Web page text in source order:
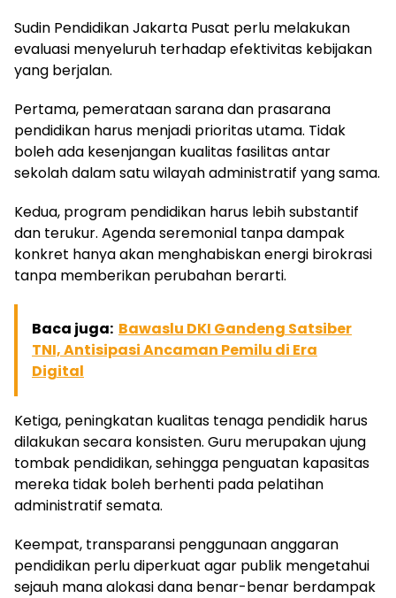
Sudin Pendidikan Jakarta Pusat perlu melakukan
evaluasi menyeluruh terhadap efektivitas kebijakan
yang berjalan.
Pertama, pemerataan sarana dan prasarana
pendidikan harus menjadi prioritas utama. Tidak
boleh ada kesenjangan kualitas fasilitas antar
sekolah dalam satu wilayah administratif yang sama.
Kedua, program pendidikan harus lebih substantif
dan terukur. Agenda seremonial tanpa dampak
konkret hanya akan menghabiskan energi birokrasi
tanpa memberikan perubahan berarti.
Baca juga: Bawaslu DKI Gandeng Satsiber
TNI, Antisipasi Ancaman Pemilu di Era
Digital
Ketiga, peningkatan kualitas tenaga pendidik harus
dilakukan secara konsisten. Guru merupakan ujung
tombak pendidikan, sehingga penguatan kapasitas
mereka tidak boleh berhenti pada pelatihan
administratif semata.
Keempat, transparansi penggunaan anggaran
pendidikan perlu diperkuat agar publik mengetahui
sejauh mana alokasi dana benar-benar berdampak